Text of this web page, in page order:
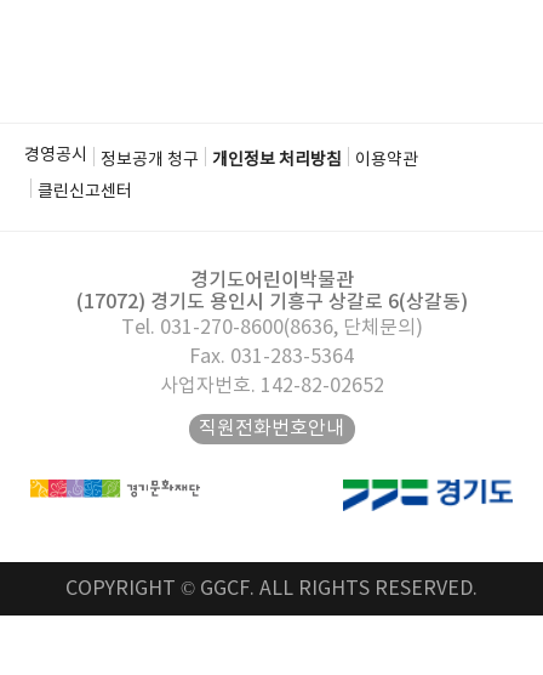
경영공시 정보공개 청구 개인정보 처리방침
이용약관
클린신고센터
경기도어린이박물관
(17072) 경기도 용인시 기흥구 상갈로 6(상갈동)
Tel. 031-270-8600(8636, 단체문의)
Fax. 031-283-5364
사업자번호. 142-82-02652
직원전화번호안내
COPYRIGHT © GGCF. ALL RIGHTS RESERVED.